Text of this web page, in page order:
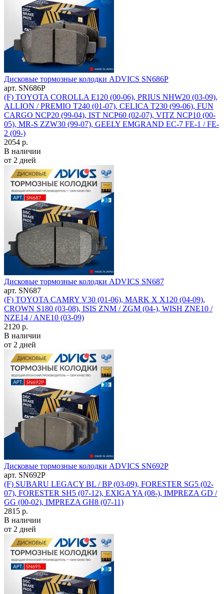
Дисковые тормозные колодки ADVICS SN686P
арт. SN686P
(F) TOYOTA COROLLA E120 (00-06), PRIUS NHW20 (03-09),
ALLION / PREMIO T240 (01-07), CELICA T230 (99-06), FUN
CARGO NCP20 (99-04), IST NCP60 (02-07), VITZ NCP10 (00-
05), MR-S ZZW30 (99-07), GEELY EMGRAND EC-7 FE-1 / FE-
2 (09-)
2054 р.
В наличии
от 2 дней
Дисковые тормозные колодки ADVICS SN687
арт. SN687
(F) TOYOTA CAMRY V30 (01-06), MARK X X120 (04-09),
CROWN S180 (03-08), ISIS ZNM / ZGM (04-), WISH ZNE10 /
NZE14 / ANE10 (03-09)
2120 р.
В наличии
от 2 дней
Дисковые тормозные колодки ADVICS SN692P
арт. SN692P
(F) SUBARU LEGACY BL / BP (03-09), FORESTER SG5 (02-
07), FORESTER SH5 (07-12), EXIGA YA (08-), IMPREZA GD /
GG (00-02), IMPREZA GH8 (07-11)
2815 р.
В наличии
от 2 дней